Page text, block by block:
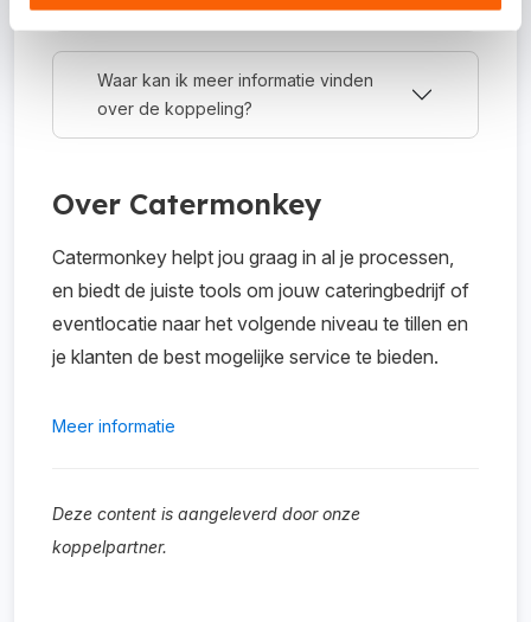
Waar kan ik meer informatie vinden
over de koppeling?
Over Catermonkey
Catermonkey helpt jou graag in al je processen,
en biedt de juiste tools om jouw cateringbedrijf of
eventlocatie naar het volgende niveau te tillen en
je klanten de best mogelijke service te bieden.
Meer informatie
Deze content is aangeleverd door onze
koppelpartner.